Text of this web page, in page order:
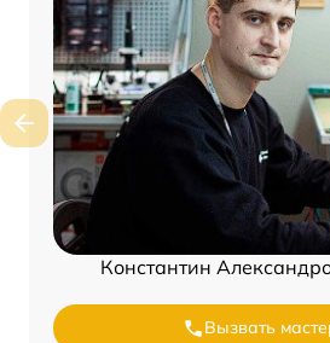
Константин
Вызвать